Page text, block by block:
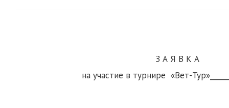
З А Я В К А
на участие в турнире «Вет-